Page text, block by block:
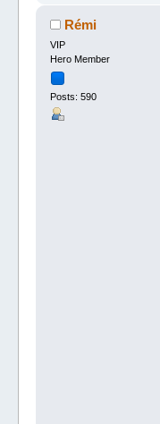
Rémi
VIP
Hero Member
Posts: 590